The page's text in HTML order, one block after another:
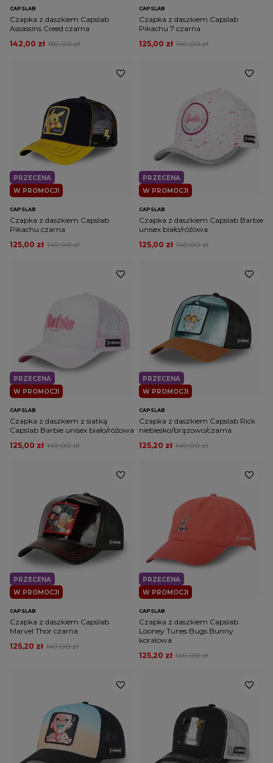
CAPSLAB
Czapka z daszkiem Capslab
Assassins Creed czarna
169,00 zł
142,00 zł
CAPSLAB
Czapka z daszkiem Capslab
Pikachu 7 czarna
149,00 zł
125,00 zł
W PROMOCJI
PRZECENA
CAPSLAB
Czapka z daszkiem Capslab
Pikachu czarna
149,00 zł
125,00 zł
W PROMOCJI
PRZECENA
CAPSLAB
Czapka z daszkiem Capslab Barbie
unisex biało/różowa
149,00 zł
125,00 zł
W PROMOCJI
PRZECENA
CAPSLAB
Czapka z daszkiem z siatką
Capslab Barbie unisex biało/różowa
149,00 zł
125,00 zł
W PROMOCJI
PRZECENA
CAPSLAB
Czapka z daszkiem Capslab Rick
niebiesko/brązowo/czarna
149,00 zł
125,20 zł
W PROMOCJI
PRZECENA
CAPSLAB
Czapka z daszkiem Capslab
Marvel Thor czarna
149,00 zł
125,20 zł
W PROMOCJI
PRZECENA
CAPSLAB
Czapka z daszkiem Capslab
Looney Tunes Bugs Bunny
koralowa
149,00 zł
125,20 zł